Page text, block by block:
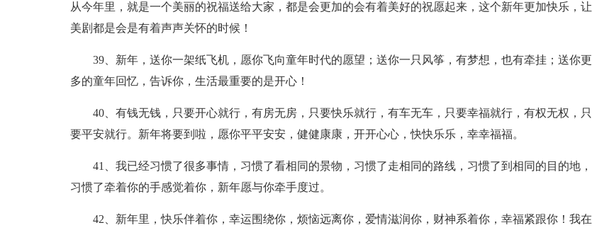
从今年里，就是一个美丽的祝福送给大家，都是会更加的会有着美好的祝愿起来，这个新年更加快乐，让
美剧都是会是有着声声关怀的时候！
39、新年，送你一架纸飞机，愿你飞向童年时代的愿望；送你一只风筝，有梦想，也有牵挂；送你更
多的童年回忆，告诉你，生活最重要的是开心！
40、有钱无钱，只要开心就行，有房无房，只要快乐就行，有车无车，只要幸福就行，有权无权，只
要平安就行。新年将要到啦，愿你平平安安，健健康康，开开心心，快快乐乐，幸幸福福。
41、我已经习惯了很多事情，习惯了看相同的景物，习惯了走相同的路线，习惯了到相同的目的地，
习惯了牵着你的手感觉着你，新年愿与你牵手度过。
42、新年里，快乐伴着你，幸运围绕你，烦恼远离你，爱情滋润你，财神系着你，幸福紧跟你！我在